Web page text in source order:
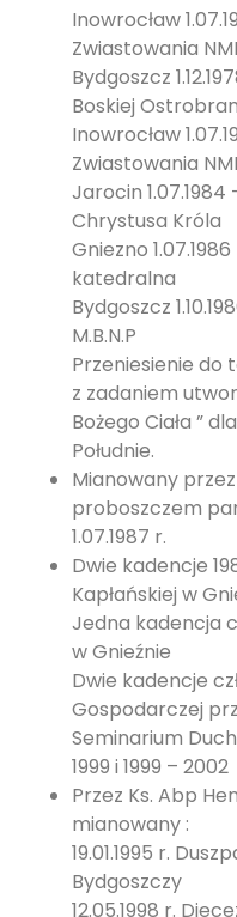
Inowrocław
Zwiastowania
Bydgoszcz
Boskiej
Inowrocław
Zwiastowania
Jarocin 1.07.1984
Chrystusa Króla
Gniezno
katedralna
Bydgoszcz
M.B.N.P
Przeniesienie do
z zadaniem
Bożego Ciała ”
Południe.
Mianowany
proboszczem
1.07.1987 r.
Dwie kadencje
Kapłańskiej w
Jedna kadencja
w Gnieźnie
Dwie kadencje
Gospodarczej
Seminarium
1999 i 1999 – 2002
Przez Ks. Abp
mianowany :
19.01.1995 r.
Bydgoszczy
12.05.1998 r.